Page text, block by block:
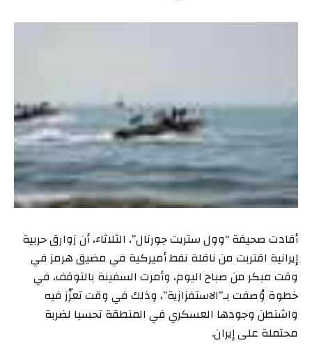
أفادت صحيفة “وول ستريت جورنال”، الثلاثاء، أن زوارق حربية
إيرانية اقتربت من ناقلة نفط أميركية في مضيق هرمز في
وقت مبكر من صباح اليوم، وأمرت السفينة بالتوقف، في
خطوة وُصفت بـ”الاستفزازية”، وذلك في وقت تعزّز فيه
واشنطن وجودها العسكري في المنطقة تحسبا لضربة
محتملة على إيران.